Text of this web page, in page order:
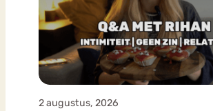
2 augustus, 2026